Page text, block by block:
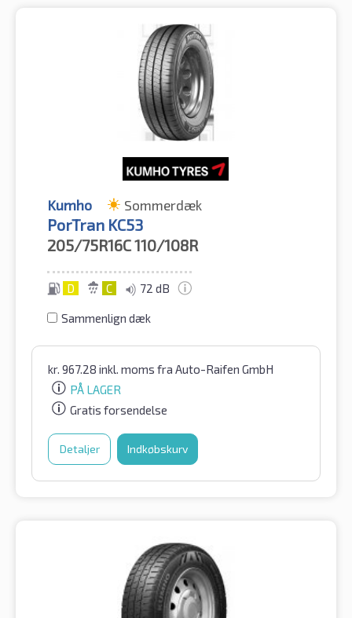
Kumho Sommerdæk
PorTran KC53
205/75R16C110/108R
D C 72 dB
Sammenlign dæk
kr. 967.28 inkl. moms fra Auto-Raifen GmbH
PÅ LAGER
Gratis forsendelse
Detaljer Indkøbskurv